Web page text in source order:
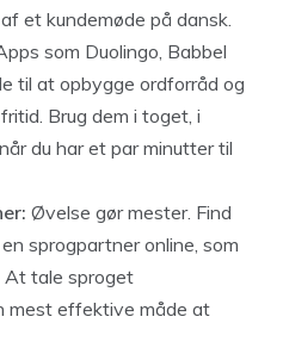
et kundemøde på dansk.
som Duolingo, Babbel
til at opbygge ordforråd og
Brug dem i toget, i
du har et par minutter til
Øvelse gør mester. Find
sprogpartner online, som
At tale sproget
mest effektive måde at